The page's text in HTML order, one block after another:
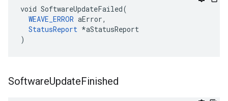
void SoftwareUpdateFailed(
WEAVE_ERROR aError,
StatusReport *aStatusReport
)
SoftwareUpdateFinished